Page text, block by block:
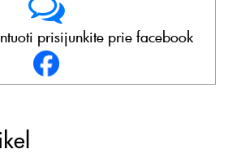
prisijunkite prie facebook